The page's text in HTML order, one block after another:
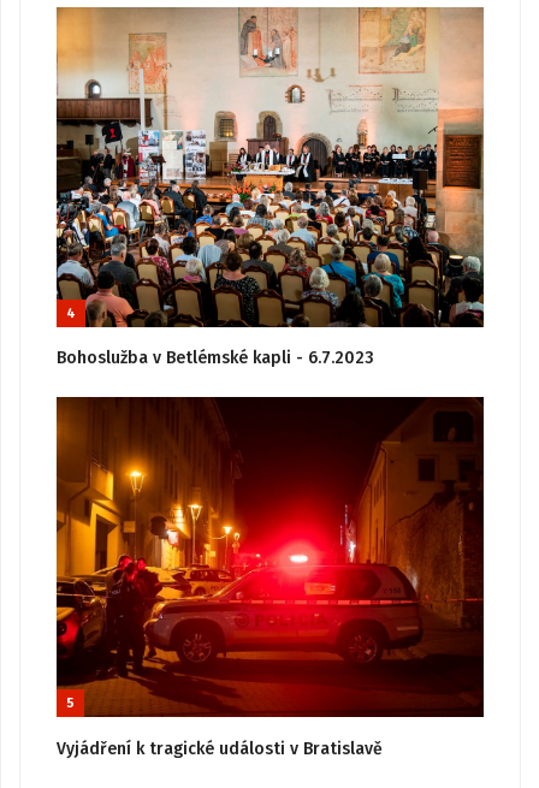
4
Bohoslužba v Betlémské kapli - 6.7.2023
5
Vyjádření k tragické události v Bratislavě